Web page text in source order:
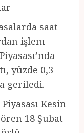
saat
işlem
yüzde 0,3
geriledi.
Kesin
18 Şubat